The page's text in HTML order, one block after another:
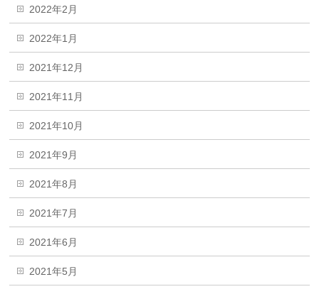
2022年2月
2022年1月
2021年12月
2021年11月
2021年10月
2021年9月
2021年8月
2021年7月
2021年6月
2021年5月